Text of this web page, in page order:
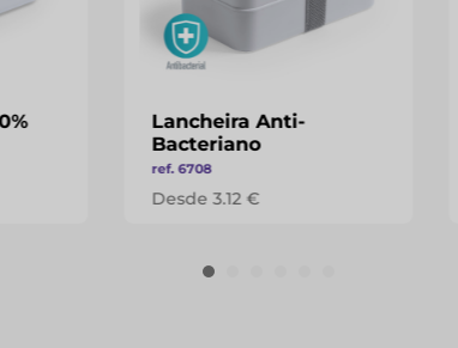
Lancheira Anti-
Bacteriano
ref. 6708
Desde 3.12 €